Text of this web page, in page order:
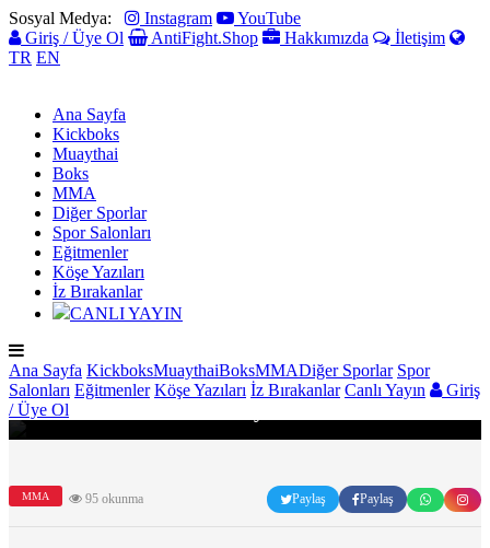
Sosyal Medya: Instagram
YouTube
Giriş / Üye Ol
AntiFight.Shop Hakkımızda
İletişim
TR EN
Ana Sayfa
Kickboks
Muaythai
Boks
MMA
Diğer Sporlar
Spor Salonları
Eğitmenler
Köşe Yazıları
İz Bırakanlar
CANLI YAYIN
Ana Sayfa KickboksMuaythaiBoksMMADiğer Sporlar Spor
Salonları Eğitmenler Köşe Yazıları İz Bırakanlar Canlı Yayın
Giriş
/ Üye Ol
MMA
UFC287’de Israel Adesanya intikamını aldı.
MMA 95 okunma Paylaş Paylaş